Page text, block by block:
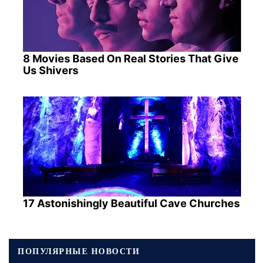
8 Movies Based On Real Stories That Give
Us Shivers
17 Astonishingly Beautiful Cave Churches
ПОПУЛЯРНЫЕ НОВОСТИ